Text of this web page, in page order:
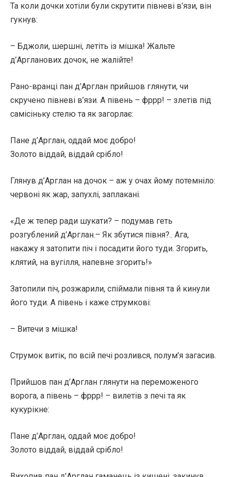
Та коли дочки хотіли були скрутити півневі в’язи, він
гукнув:
– Бджоли, шершні, летіть із мішка! Жальте
д’Аргланових дочок, не жалійте!
Рано-вранці пан д’Арглан прийшов глянути, чи
скручено півневі в’язи. А півень – фррр! – злетів під
самісіньку стелю та як загорлає:
Пане д’Арглан, оддай моє добро!
Золото віддай, віддай срібло!
Глянув д’Арглан на дочок – аж у очах йому потемніло:
червоні як жар, запухлі, заплакані.
«Де ж тепер ради шукати? – подумав геть
розгублений д’Арглан.– Як збутися півня?.. Ага,
накажу я затопити піч і посадити його туди. Згорить,
клятий, на вугілля, напевне згорить!»
Затопили піч, розжарили, спіймали півня та й кинули
його туди. А півень і каже струмкові:
– Витечи з мішка!
Струмок витік, по всій печі розлився, полум’я загасив.
Прийшов пан д’Арглан глянути на переможеного
ворога, а півень – фррр! – вилетів з печі та як
кукурікне:
Пане д’Арглан, оддай моє добро!
Золото віддай, віддай срібло!